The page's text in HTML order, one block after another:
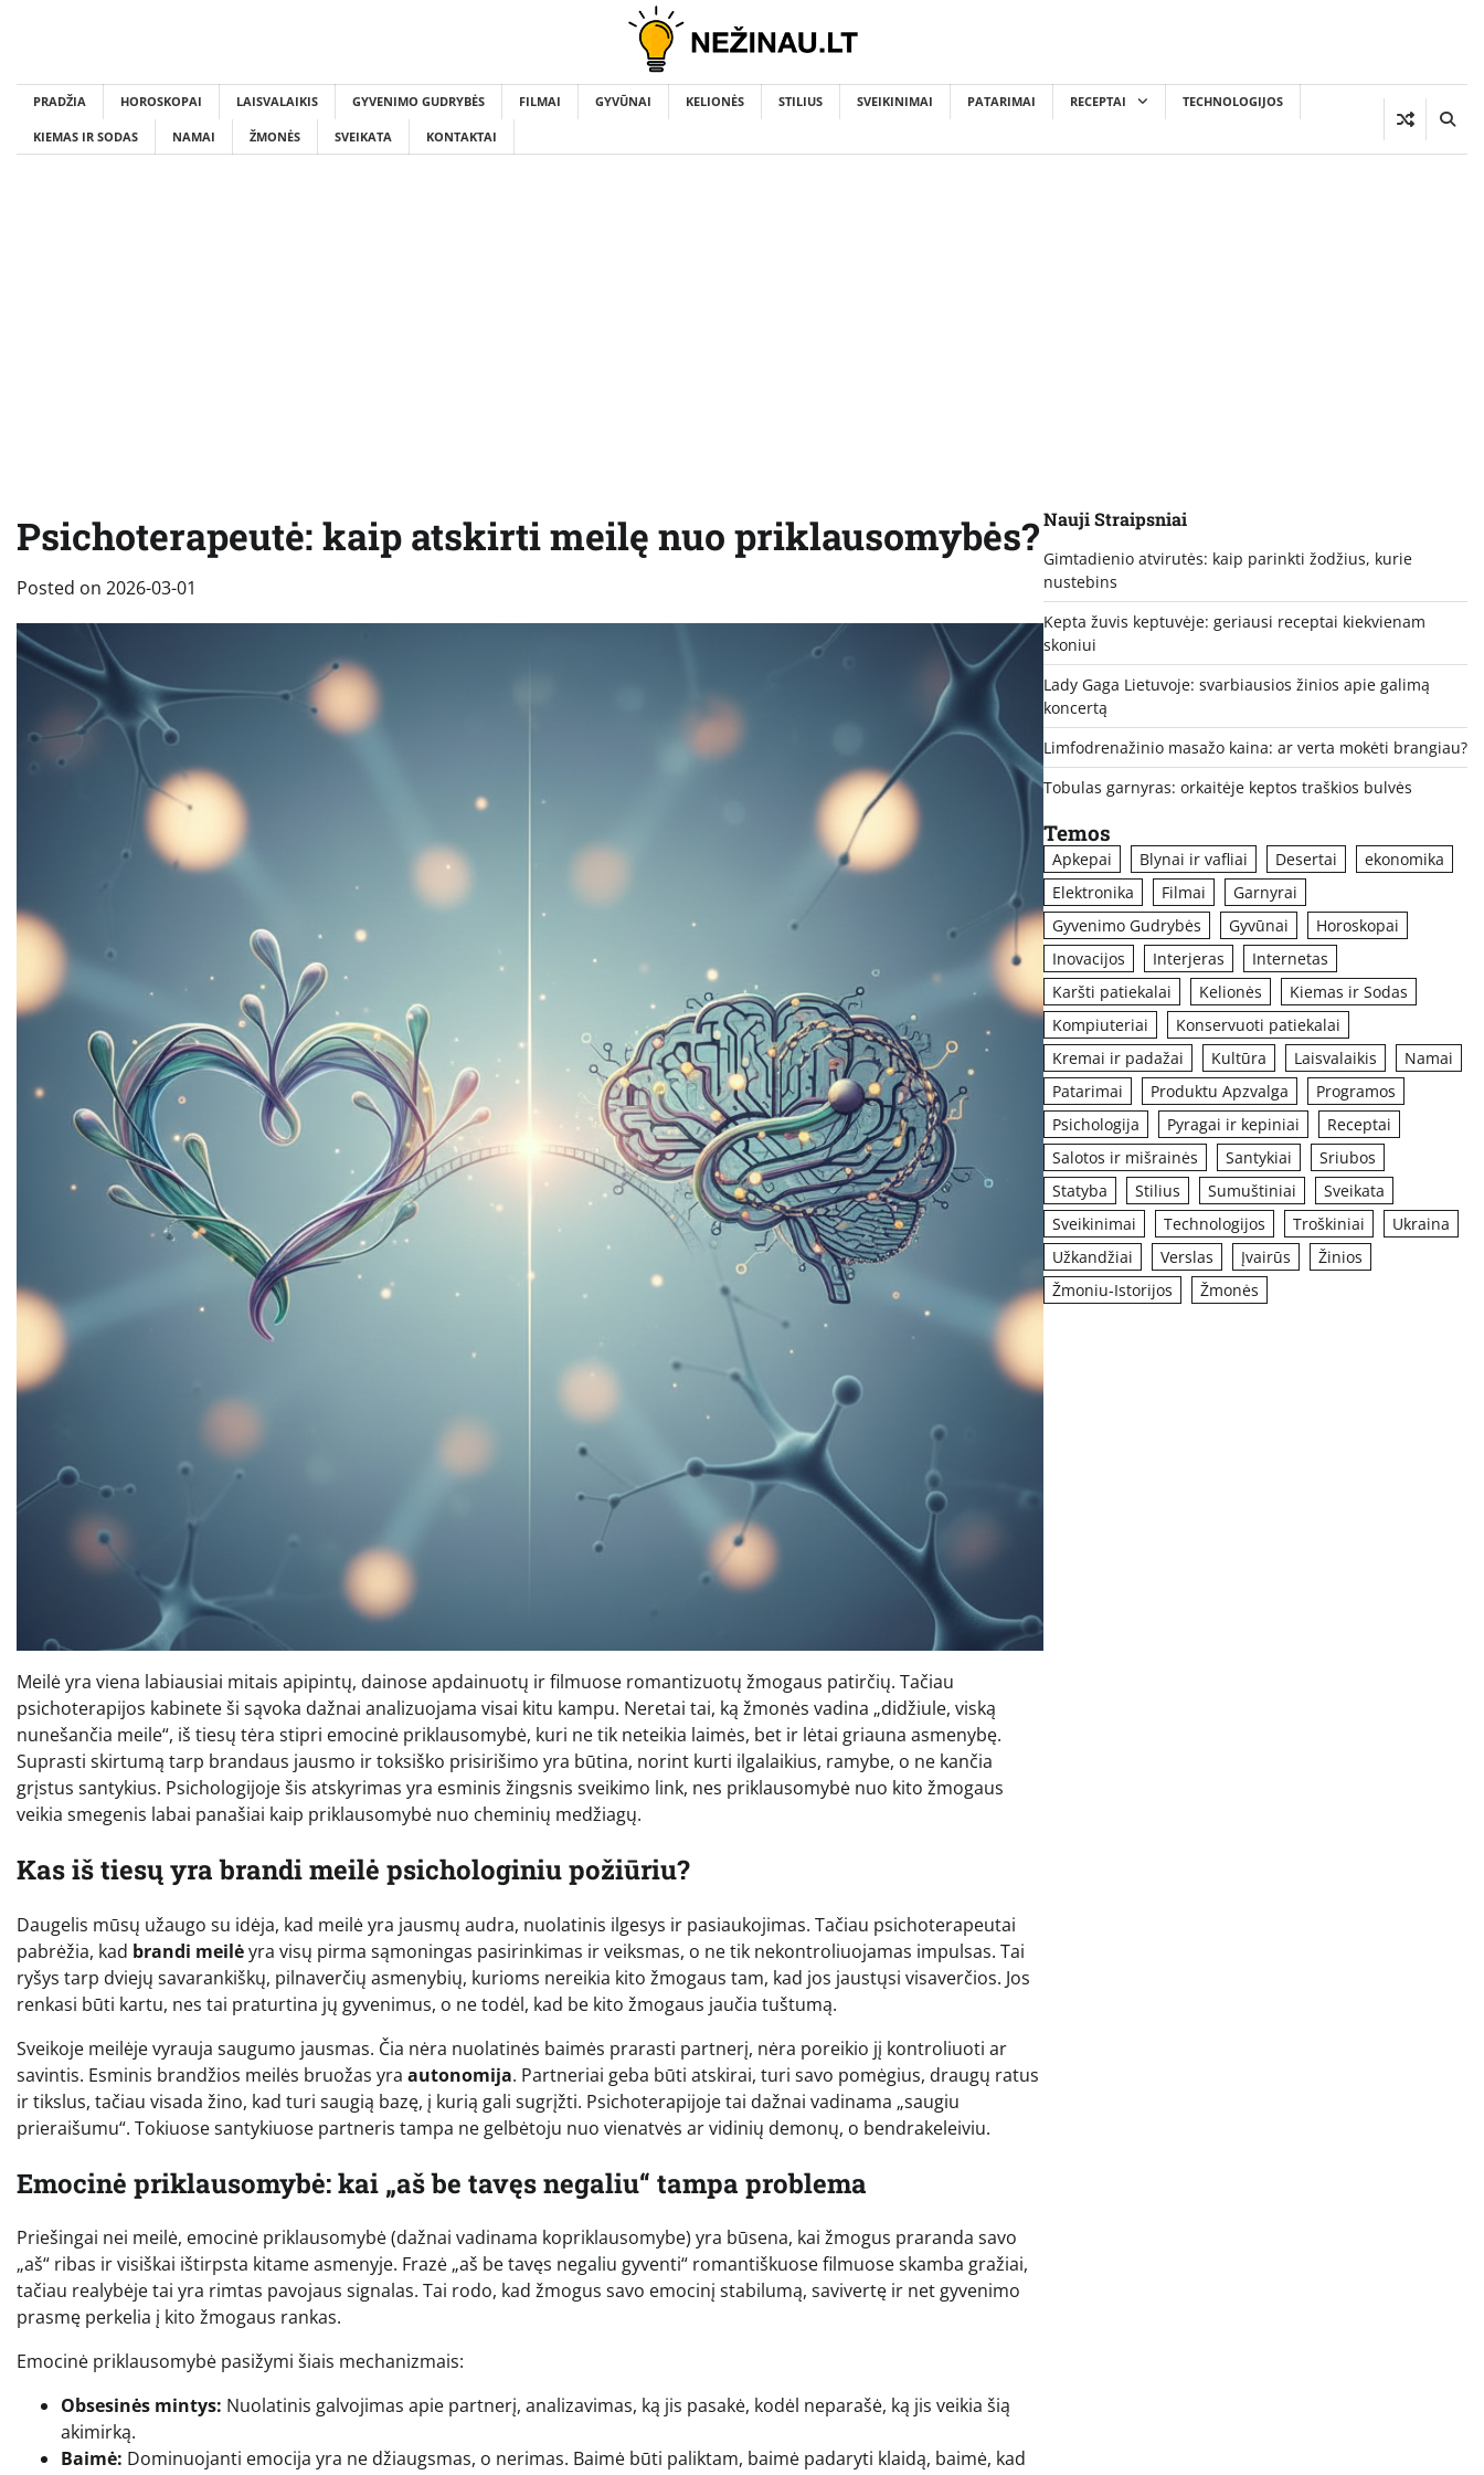
PRADŽIA HOROSKOPAI LAISVALAIKIS GYVENIMO GUDRYBĖS FILMAI GYVŪNAI KELIONĖS STILIUS SVEIKINIMAI PATARIMAI RECEPTAI TECHNOLOGIJOS
KIEMAS IR SODAS NAMAI ŽMONĖS SVEIKATA KONTAKTAI
Psichoterapeutė: kaip atskirti meilę nuo priklausomybės?
Posted on 2026-03-01
Meilė yra viena labiausiai mitais apipintų, dainose apdainuotų ir filmuose romantizuotų žmogaus patirčių. Tačiau
psichoterapijos kabinete ši sąvoka dažnai analizuojama visai kitu kampu. Neretai tai, ką žmonės vadina „didžiule, viską
nunešančia meile“, iš tiesų tėra stipri emocinė priklausomybė, kuri ne tik neteikia laimės, bet ir lėtai griauna asmenybę.
Suprasti skirtumą tarp brandaus jausmo ir toksiško prisirišimo yra būtina, norint kurti ilgalaikius, ramybe, o ne kančia
grįstus santykius. Psichologijoje šis atskyrimas yra esminis žingsnis sveikimo link, nes priklausomybė nuo kito žmogaus
veikia smegenis labai panašiai kaip priklausomybė nuo cheminių medžiagų.
Kas iš tiesų yra brandi meilė psichologiniu požiūriu?
Daugelis mūsų užaugo su idėja, kad meilė yra jausmų audra, nuolatinis ilgesys ir pasiaukojimas. Tačiau psichoterapeutai
pabrėžia, kad brandi meilėyra visų pirma sąmoningas pasirinkimas ir veiksmas, o ne tik nekontroliuojamas impulsas. Tai
ryšys tarp dviejų savarankiškų, pilnaverčių asmenybių, kurioms nereikia kito žmogaus tam, kad jos jaustųsi visaverčios. Jos
renkasi būti kartu, nes tai praturtina jų gyvenimus, o ne todėl, kad be kito žmogaus jaučia tuštumą.
Sveikoje meilėje vyrauja saugumo jausmas. Čia nėra nuolatinės baimės prarasti partnerį, nėra poreikio jį kontroliuoti ar
savintis. Esminis brandžios meilės bruožas yra autonomija. Partneriai geba būti atskirai, turi savo pomėgius, draugų ratus
ir tikslus, tačiau visada žino, kad turi saugią bazę, į kurią gali sugrįžti. Psichoterapijoje tai dažnai vadinama „saugiu
prieraišumu“. Tokiuose santykiuose partneris tampa ne gelbėtoju nuo vienatvės ar vidinių demonų, o bendrakeleiviu.
Emocinė priklausomybė: kai „aš be tavęs negaliu“ tampa problema
Priešingai nei meilė, emocinė priklausomybė (dažnai vadinama kopriklausomybe) yra būsena, kai žmogus praranda savo
„aš“ ribas ir visiškai ištirpsta kitame asmenyje. Frazė „aš be tavęs negaliu gyventi“ romantiškuose filmuose skamba gražiai,
tačiau realybėje tai yra rimtas pavojaus signalas. Tai rodo, kad žmogus savo emocinį stabilumą, savivertę ir net gyvenimo
prasmę perkelia į kito žmogaus rankas.
Emocinė priklausomybė pasižymi šiais mechanizmais:
Obsesinės mintys: Nuolatinis galvojimas apie partnerį, analizavimas, ką jis pasakė, kodėl neparašė, ką jis veikia šią
akimirką.
Baimė: Dominuojanti emocija yra ne džiaugsmas, o nerimas. Baimė būti paliktam, baimė padaryti klaidą, baimė, kad
Nauji Straipsniai
Gimtadienio atvirutės: kaip parinkti žodžius, kurie
nustebins
Kepta žuvis keptuvėje: geriausi receptai kiekvienam
skoniui
Lady Gaga Lietuvoje: svarbiausios žinios apie galimą
koncertą
Limfodrenažinio masažo kaina: ar verta mokėti brangiau?
Tobulas garnyras: orkaitėje keptos traškios bulvės
Temos
Apkepai Blynai ir vafliai Desertai
ekonomika
Elektronika
Filmai
Garnyrai
Gyvenimo Gudrybės
Gyvūnai
Horoskopai
Inovacijos
Interjeras
Internetas
Karšti patiekalai
Kelionės
Kiemas ir Sodas
Kompiuteriai
Konservuoti patiekalai
Kremai ir padažai
Kultūra Laisvalaikis
Namai
Patarimai
Produktu Apzvalga
Programos
Psichologija
Pyragai ir kepiniai
Receptai
Salotos ir mišrainės
Santykiai
Sriubos
Statyba
Stilius Sumuštiniai
Sveikata
Sveikinimai
Technologijos Troškiniai
Ukraina
Užkandžiai
Verslas Įvairūs
Žinios
Žmoniu-Istorijos
Žmonės